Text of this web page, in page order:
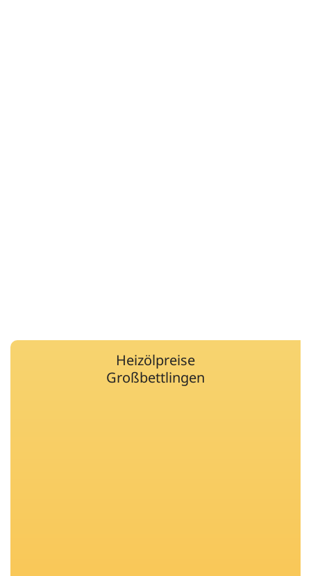
Heizölpreise
Großbettlingen